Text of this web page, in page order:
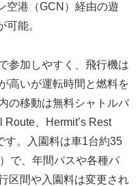
空港（GCN）経由の遊
能。
参加しやすく、飛行機は
高いが運転時間と燃料を
の移動は無料シャトルバ
、Hermit’s Rest
。入園料は車1台約35
で、年間パスや各種パ
区間や入園料は変更され